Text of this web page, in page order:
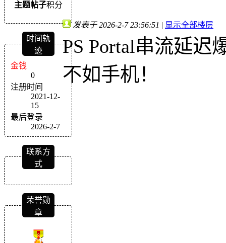
主题帖子积分
时间轨
迹
金钱
0
注册时间
2021-12-
15
最后登录
2026-2-7
联系方
式
荣誉勋
章
发表于 2026-2-7 23:56:51 | 显示全部楼层
PS Portal串流延迟
不如手机！